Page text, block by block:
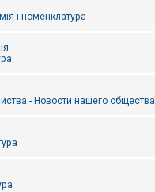
і номенклатура
- Новости нашего общества